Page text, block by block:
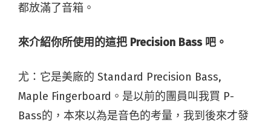
都放滿了音箱。
來介紹你所使用的這把 Precision Bass 吧。
尤：它是美廠的 Standard Precision Bass,
Maple Fingerboard。是以前的團員叫我買 P-
Bass的，本來以為是音色的考量，我到後來才發